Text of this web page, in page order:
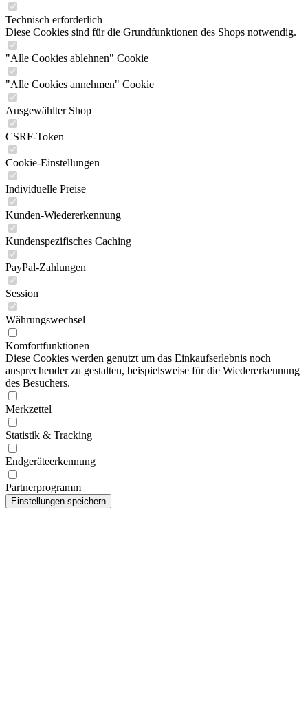
Technisch erforderlich
Diese Cookies sind für die Grundfunktionen des Shops notwendig.
"Alle Cookies ablehnen" Cookie
"Alle Cookies annehmen" Cookie
Ausgewählter Shop
CSRF-Token
Cookie-Einstellungen
Individuelle Preise
Kunden-Wiedererkennung
Kundenspezifisches Caching
PayPal-Zahlungen
Session
Währungswechsel
Komfortfunktionen
Diese Cookies werden genutzt um das Einkaufserlebnis noch
ansprechender zu gestalten, beispielsweise für die Wiedererkennung
des Besuchers.
Merkzettel
Statistik & Tracking
Endgeräteerkennung
Partnerprogramm